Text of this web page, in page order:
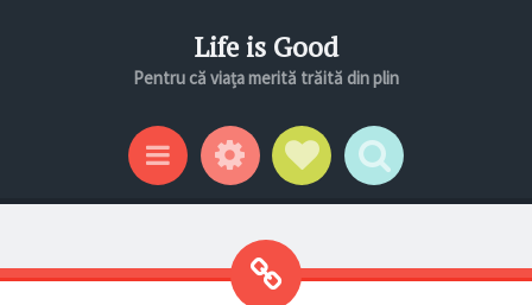
Life is Good
Pentru că viața merită trăită din plin
CategoriiGadgeturiProfil social
Search